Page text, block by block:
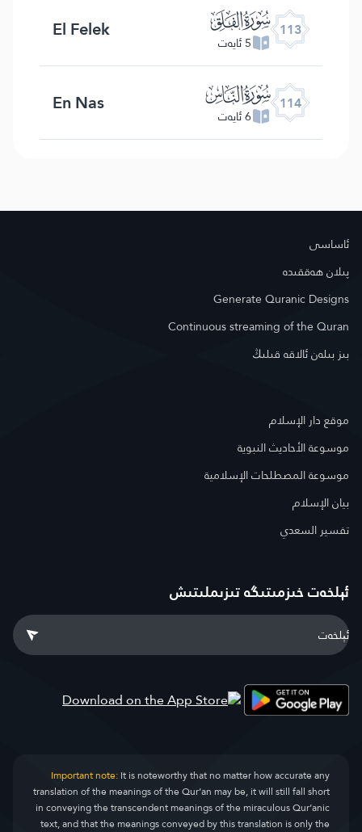
113 ﰞ
5 ئايەت El Felek
114 ﰟ
6 ئايەت En Nas
ئاساسى
پىلان ھەققىدە
Generate Quranic Designs
Continuous streaming of the Quran
بىز بىلەن ئالاقە قىلىڭ
موقع دار الإسلام
موسوعة الأحاديث النبوية
موسوعة المصطلحات الإسلامية
بيان الإسلام
تفسير السعدي
ئېلخەت خىزمىتىگە تىزىملىتىش
Important note:It is noteworthy that no matter how accurate any
translation of the meanings of the Qur’an may be, it will still fall short
in conveying the transcendent meanings of the miraculous Qur’anic
text, and that the meanings conveyed by this translation is only the